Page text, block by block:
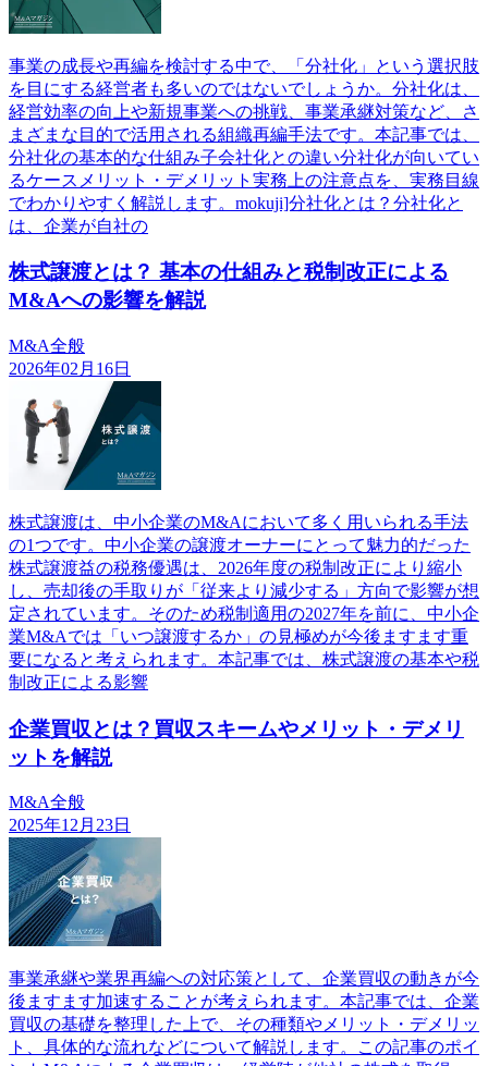
事業の成長や再編を検討する中で、「分社化」という選択肢
を目にする経営者も多いのではないでしょうか。分社化は、
経営効率の向上や新規事業への挑戦、事業承継対策など、さ
まざまな目的で活用される組織再編手法です。本記事では、
分社化の基本的な仕組み子会社化との違い分社化が向いてい
るケースメリット・デメリット実務上の注意点を、実務目線
でわかりやすく解説します。mokuji]分社化とは？分社化と
は、企業が自社の
株式譲渡とは？ 基本の仕組みと税制改正による
M&Aへの影響を解説
M&A全般
2026年02月16日
株式譲渡は、中小企業のM&Aにおいて多く用いられる手法
の1つです。中小企業の譲渡オーナーにとって魅力的だった
株式譲渡益の税務優遇は、2026年度の税制改正により縮小
し、売却後の手取りが「従来より減少する」方向で影響が想
定されています。そのため税制適用の2027年を前に、中小企
業M&Aでは「いつ譲渡するか」の見極めが今後ますます重
要になると考えられます。本記事では、株式譲渡の基本や税
制改正による影響
企業買収とは？買収スキームやメリット・デメリ
ットを解説
M&A全般
2025年12月23日
事業承継や業界再編への対応策として、企業買収の動きが今
後ますます加速することが考えられます。本記事では、企業
買収の基礎を整理した上で、その種類やメリット・デメリッ
ト、具体的な流れなどについて解説します。この記事のポイ